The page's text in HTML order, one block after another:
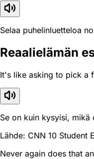
Selaa puhelinluetteloa
Reaali­elämän
It's like asking to pick a
Se on kuin kysyisi, mikä
Lähde: CNN 10 Student
Never again does that